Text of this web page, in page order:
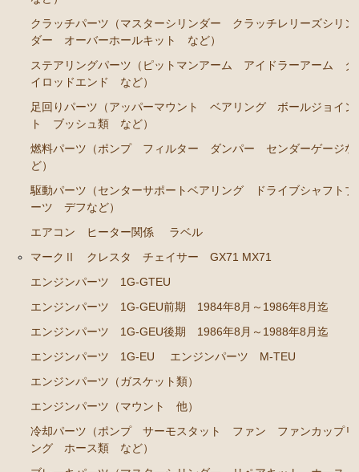
エンジンパーツ M-TEU
エンジンパーツ M-EU
エンジンパーツ 1G-EU
エンジンパーツ（マウント 他）
ブレーキパーツ（マスターシリンダー リペアキッ
ト ホース など）
クラッチパーツ（マスターシリンダー クラッチレリ
ステアリングパーツ（ピットマンアーム アイドラー
足回りパーツ（ベアリング ボールジョイント アー
ムブッシュ類 など）
ーゲージなど）
駆動パーツ（センターサポートベアリング ドライブ
シャフトブーツ など）
クラウン GS120 GS121 MS123 MS125
エンジンパーツ 6M-GEU MS125
クラッチパーツ（マスターシリンダー クラッチレリーズシリン
ダー オーバーホールキット など）
ステアリングパーツ（ピットマンアーム アイドラーアーム タ
イロッドエンド など）
足回りパーツ（アッパーマウント ベアリング ボールジョイン
ト ブッシュ類 など）
燃料パーツ（ポンプ フィルター ダンパー センダーゲージな
ど）
駆動パーツ（センターサポートベアリング ドライブシャフトブ
ーツ デフなど）
エアコン ヒーター関係
ラベル
マークⅡ クレスタ チェイサー GX71 MX71
エンジンパーツ 1G-GTEU
エンジンパーツ 1G-GEU前期 1984年8月～1986年8月迄
エンジンパーツ 1G-GEU後期 1986年8月～1988年8月迄
エンジンパーツ 1G-EU
エンジンパーツ M-TEU
エンジンパーツ（ガスケット類）
エンジンパーツ（マウント 他）
冷却パーツ（ポンプ サーモスタット ファン ファンカップリ
ング ホース類 など）